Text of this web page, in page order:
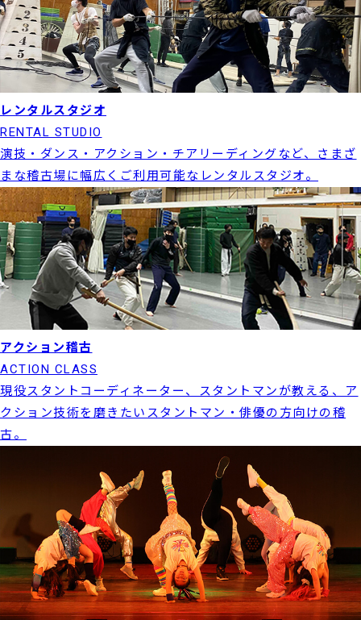
レンタルスタジオ
RENTAL STUDIO
演技・ダンス・アクション・チアリーディングなど、さまざ
まな稽古場に幅広くご利用可能なレンタルスタジオ。
アクション稽古
ACTION CLASS
現役スタントコーディネーター、スタントマンが教える、ア
クション技術を磨きたいスタントマン・俳優の方向けの稽
古。